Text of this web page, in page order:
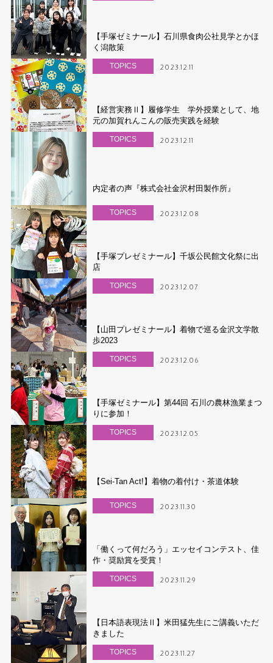
【手塚ゼミナール】石川県食肉公社見学とかほ
く潟散策
TOPICS 2023.12.11
【経営実務Ⅱ】履修学生 学外授業として、地
元の加賀れんこんの販売実践を経験
TOPICS 2023.12.11
内定者の声『株式会社金沢村田製作所』
TOPICS 2023.12.08
【手塚プレゼミナール】千坂公民館文化祭に出
店
TOPICS 2023.12.07
【山田プレゼミナール】着物で巡る金沢文学散
歩2023
TOPICS 2023.12.06
【手塚ゼミナール】第44回 石川の農林漁業まつ
りに参加！
TOPICS 2023.12.05
【Sei-Tan Act!】着物の着付け・茶道体験
TOPICS 2023.11.30
「働くって何だろう」エッセイコンテスト、佳
作・奨励賞を受賞！
TOPICS 2023.11.29
【日本語表現法Ⅱ】米田猛先生にご講義いただ
きました
TOPICS 2023.11.27